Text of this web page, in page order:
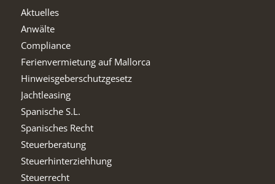
Aktuelles
Anwälte
Compliance
Ferienvermietung auf Mallorca
Hinweisgeberschutzgesetz
Jachtleasing
Spanische S.L.
Spanisches Recht
Steuerberatung
Steuerhinterziehhung
Steuerrecht